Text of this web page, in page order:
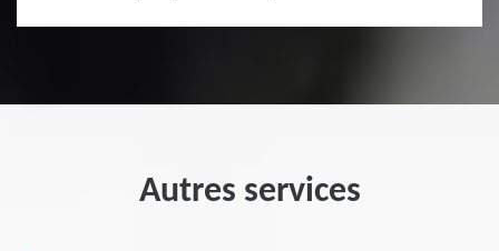
Autres services